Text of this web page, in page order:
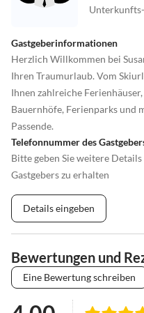
Gastgeberinformationen
Herzlich Willkommen bei
Ihren Traumurlaub. Vom
Ihnen zahlreiche
Bauernhöfe, Ferienparks und
Passende.
Telefonnummer des
Bitte geben Sie weitere
Gastgebers zu erhalten
Details eingeben
Bewertungen und
Eine Bewertung schreiben